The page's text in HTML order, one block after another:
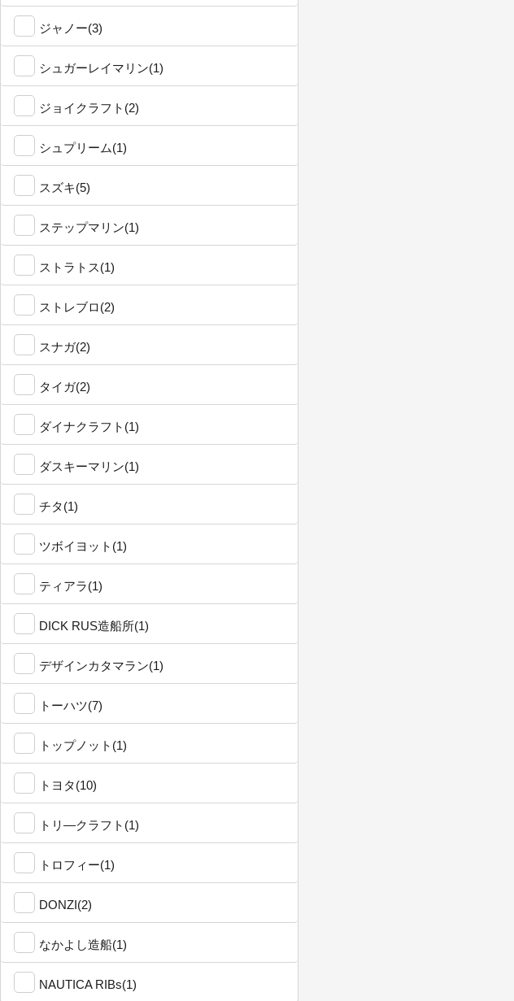
ジャノー(3)
シュガーレイマリン(1)
ジョイクラフト(2)
シュプリーム(1)
スズキ(5)
ステップマリン(1)
ストラトス(1)
ストレブロ(2)
スナガ(2)
タイガ(2)
ダイナクラフト(1)
ダスキーマリン(1)
チタ(1)
ツボイヨット(1)
ティアラ(1)
DICK RUS造船所(1)
デザインカタマラン(1)
トーハツ(7)
トップノット(1)
トヨタ(10)
トリ―クラフト(1)
トロフィー(1)
DONZI(2)
なかよし造船(1)
NAUTICA RIBs(1)